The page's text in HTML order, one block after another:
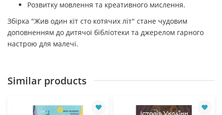
Розвитку мовлення та креативного мислення.
Збірка "Жив один кіт сто котячих літ" стане чудовим
доповненням до дитячої бібліотеки та джерелом гарного
настрою для малечі.
Similar products